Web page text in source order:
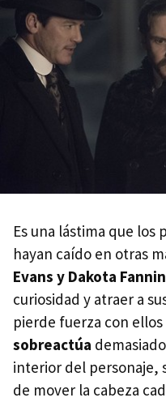
Es una lástima que los
hayan caído en otras
Evans y Dakota
curiosidad y atraer a
pierde fuerza con
sobreactúa
interior del personaje,
de mover la cabeza